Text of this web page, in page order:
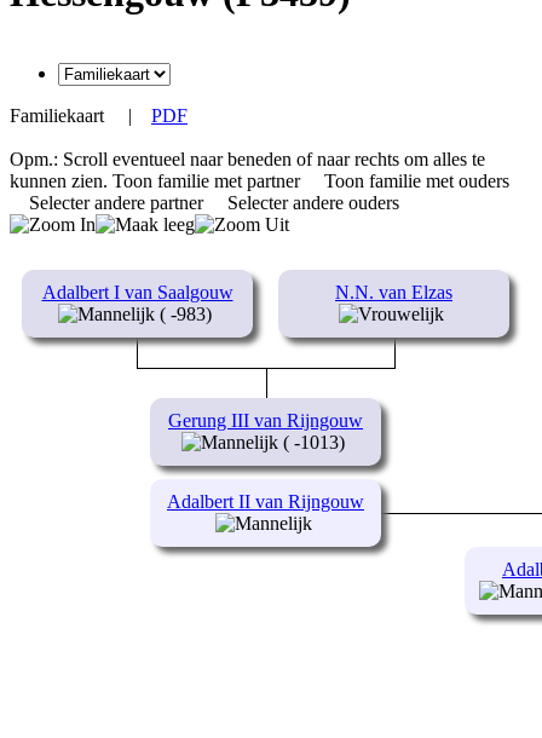
Familiekaart | PDF
Opm.: Scroll eventueel naar beneden of naar rechts om alles te
kunnen zien. Toon familie met partner
Toon familie met ouders
Selecter andere partner
Selecter andere ouders
Adalbert I van Saalgouw
( -983)
N.N. van Elzas
Gerung III van Rijngouw
( -1013)
Adalbert II van Rijngouw